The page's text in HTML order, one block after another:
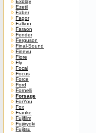
Explay
Ezetil
Faber
Fagor
Falkon
Faraon
Fender
Ferguson
Final-Sound
Finevu
Fiore
Fly
Focal
Focus
Force
Ford
Fornelli
Forsage
ForYou
Fox
Franke
Fujifilm
Fujiiryoki
Fujitsu